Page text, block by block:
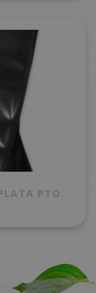
PTO.